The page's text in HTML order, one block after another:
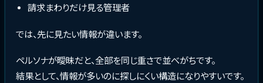
請求まわりだけ見る管理者
では、先に見たい情報が違います。
ペルソナが曖昧だと、全部を同じ重さで並べがちです。
結果として、情報が多いのに探しにくい構造になりやすいです。